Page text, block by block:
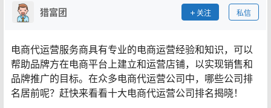
猎富团 关注 私信
电商代运营服务商具有专业的电商运营经验和知识，可以
帮助品牌方在电商平台上建立和运营店铺，以实现销售和
品牌推广的目标。在众多电商代运营公司中，哪些公司排
名居前呢？赶快来看看十大电商代运营公司排名揭晓！